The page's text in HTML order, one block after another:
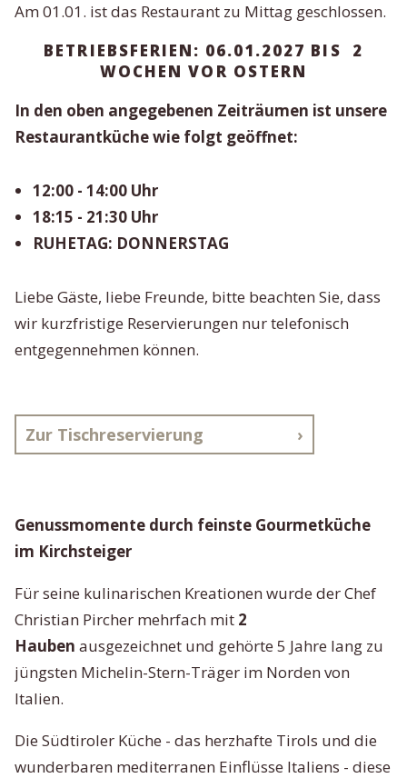
Am 01.01. ist das Restaurant zu Mittag geschlossen.
BETRIEBSFERIEN: 06.01.2027 BIS 2
WOCHEN VOR OSTERN
In den oben angegebenen Zeiträumen ist unsere
Restaurantküche wie folgt geöffnet:
12:00 - 14:00 Uhr
18:15 - 21:30 Uhr
RUHETAG: DONNERSTAG
Liebe Gäste, liebe Freunde, bitte beachten Sie, dass
wir kurzfristige Reservierungen nur telefonisch
entgegennehmen können.
Zur Tischreservierung
Genussmomente durch feinste Gourmetküche
im Kirchsteiger
Für seine kulinarischen Kreationen wurde der Chef
Christian Pircher mehrfach mit 2
Hauben ausgezeichnet und gehörte 5 Jahre lang zu
jüngsten Michelin-Stern-Träger im Norden von
Italien.
Die Südtiroler Küche - das herzhafte Tirols und die
wunderbaren mediterranen Einflüsse Italiens - diese